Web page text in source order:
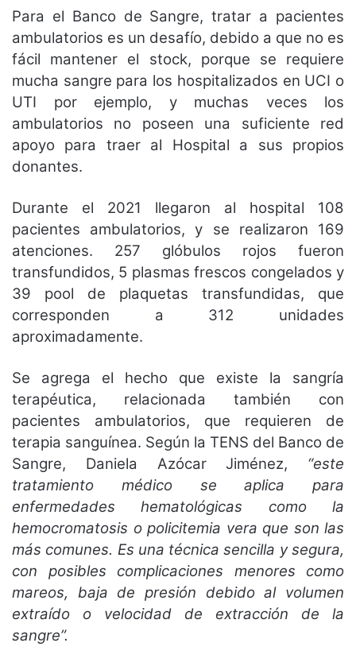
Para el Banco de Sangre, tratar a pacientes
ambulatorios es un desafío, debido a que no es
fácil mantener el stock, porque se requiere
mucha sangre para los hospitalizados en UCI o
UTI por ejemplo, y muchas veces los
ambulatorios no poseen una suficiente red
apoyo para traer al Hospital a sus propios
donantes.
Durante el 2021 llegaron al hospital 108
pacientes ambulatorios, y se realizaron 169
atenciones. 257 glóbulos rojos fueron
transfundidos, 5 plasmas frescos congelados y
39 pool de plaquetas transfundidas, que
corresponden a 312 unidades
aproximadamente.
Se agrega el hecho que existe la sangría
terapéutica, relacionada también con
pacientes ambulatorios, que requieren de
terapia sanguínea. Según la TENS del Banco de
Sangre, Daniela Azócar Jiménez, “este
tratamiento médico se aplica para
enfermedades hematológicas como la
hemocromatosis o policitemia vera que son las
más comunes. Es una técnica sencilla y segura,
con posibles complicaciones menores como
mareos, baja de presión debido al volumen
extraído o velocidad de extracción de la
sangre”.